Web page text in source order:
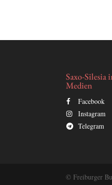
Saxo-Silesia
Medien
Facebook
Instagram
Telegram
© Freiburger